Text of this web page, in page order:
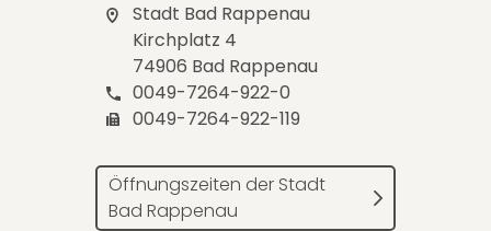
Stadt Bad Rappenau
Kirchplatz 4
74906 Bad Rappenau
0049-7264-922-0
0049-7264-922-119
Öffnungszeiten der Stadt
Bad Rappenau